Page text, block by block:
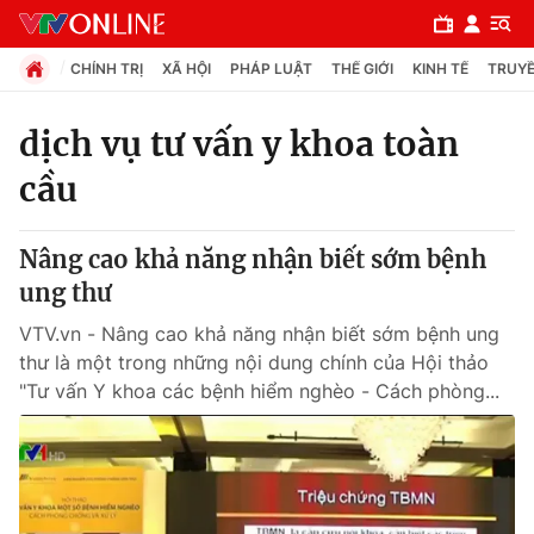
Chuyên mục
Chính trị
Xã hội
Pháp luật
Y tế
Thế giới
CHÍNH TRỊ XÃ HỘI PHÁP LUẬT THẾ GIỚI KINH TẾ
dịch vụ tư vấn y khoa toàn
cầu
Nâng cao khả năng nhận biết sớm bệnh
ung thư
VTV.vn - Nâng cao khả năng nhận biết sớm bệnh ung
thư là một trong những nội dung chính của Hội thảo
"Tư vấn Y khoa các bệnh hiểm nghèo - Cách phòng...